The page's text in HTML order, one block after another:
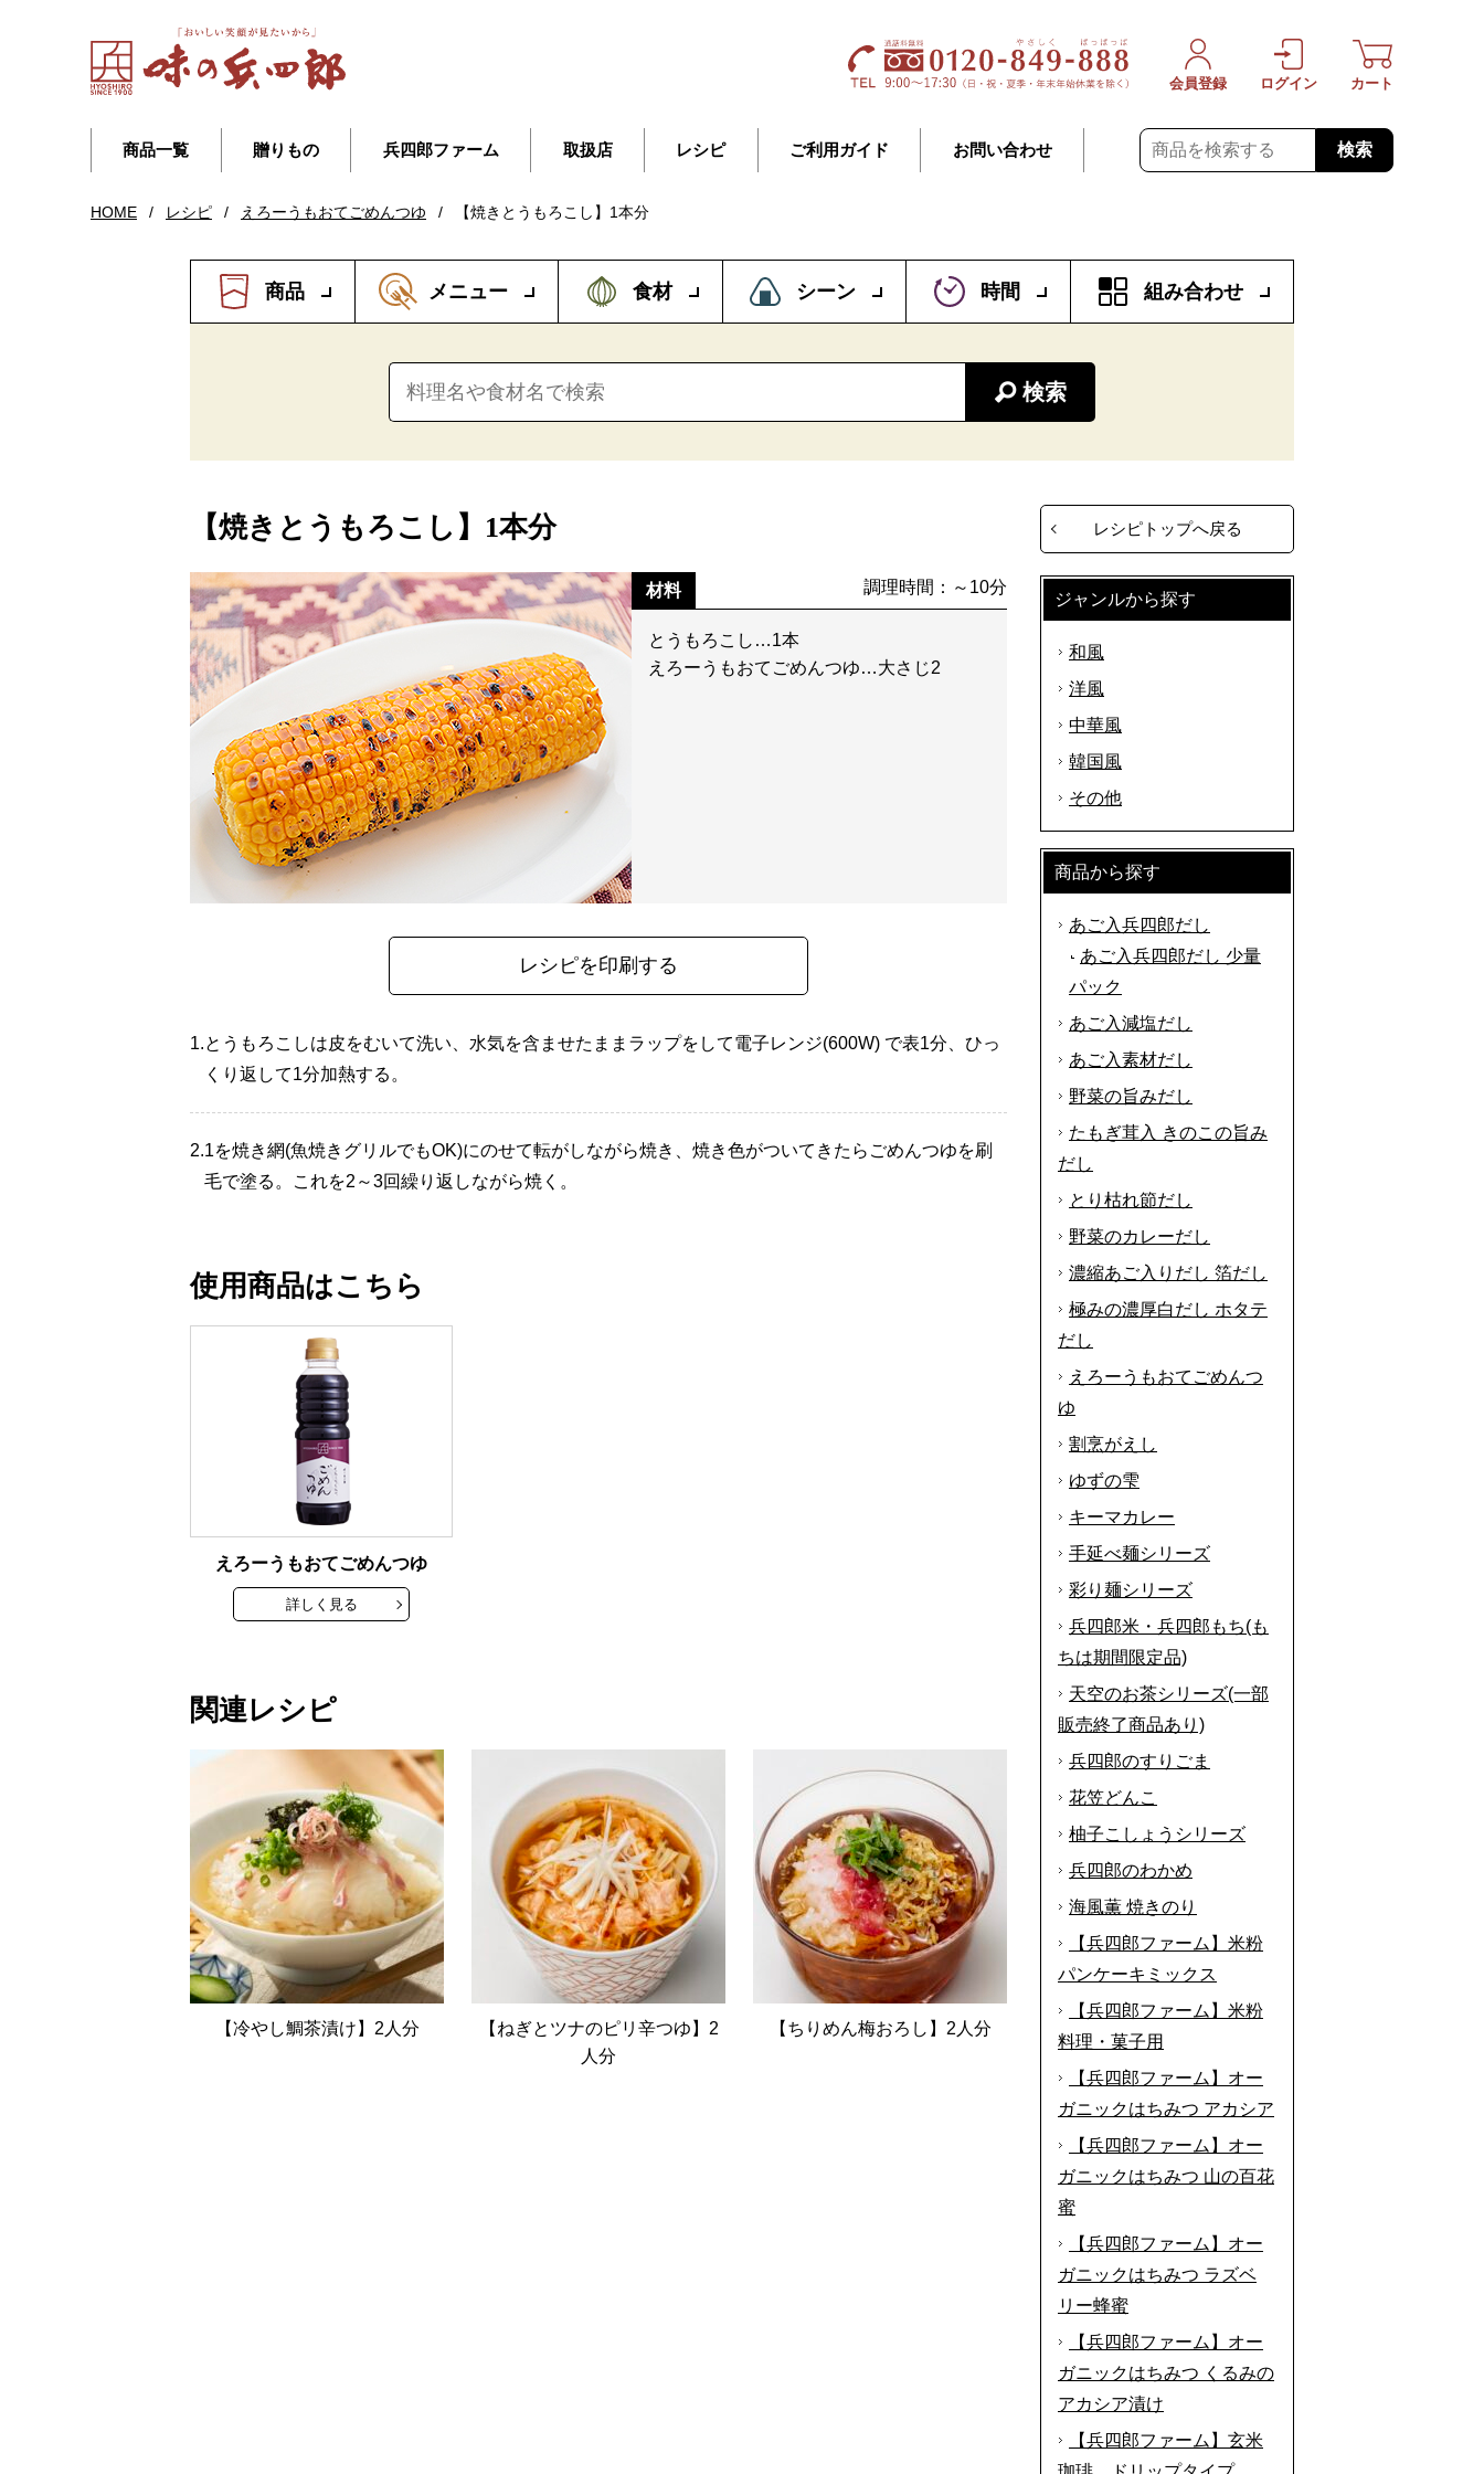
商品一覧 贈りもの 兵四郎ファーム 取扱店 レシピ ご利用ガイド お問い合わせ 検索
会員登録 ログイン カート
HOME / レシピ / えろーうもおてごめんつゆ / 【焼きとうもろこし】1本分
商品 メニュー 食材 シーン 時間 組み合わせ
検索
【焼きとうもろこし】1本分
材料 調理時間：～10分
とうもろこし…1本
えろーうもおてごめんつゆ…大さじ2
レシピを印刷する
1.とうもろこしは皮をむいて洗い、水気を含ませたままラップをして電子レンジ(600W) で表1分、ひっ
くり返して1分加熱する。
2.1を焼き網(魚焼きグリルでもOK)にのせて転がしながら焼き、焼き色がついてきたらごめんつゆを刷
毛で塗る。これを2～3回繰り返しながら焼く。
使用商品はこちら
えろーうもおてごめんつゆ
詳しく見る
関連レシピ
【冷やし鯛茶漬け】2人分
【ねぎとツナのピリ辛つゆ】2
人分
【ちりめん梅おろし】2人分
レシピトップへ戻る
ジャンルから探す
和風
洋風
中華風
韓国風
その他
商品から探す
あご入兵四郎だし
あご入兵四郎だし 少量
パック
あご入減塩だし
あご入素材だし
野菜の旨みだし
たもぎ茸入 きのこの旨み
だし
とり枯れ節だし
野菜のカレーだし
濃縮あご入りだし 箔だし
極みの濃厚白だし ホタテ
だし
えろーうもおてごめんつ
ゆ
割烹がえし
ゆずの雫
キーマカレー
手延べ麺シリーズ
彩り麺シリーズ
兵四郎米・兵四郎もち(も
ちは期間限定品)
天空のお茶シリーズ(一部
販売終了商品あり)
兵四郎のすりごま
花笠どんこ
柚子こしょうシリーズ
兵四郎のわかめ
海風薫 焼きのり
【兵四郎ファーム】米粉
パンケーキミックス
【兵四郎ファーム】米粉
料理・菓子用
【兵四郎ファーム】オー
ガニックはちみつ アカシア
【兵四郎ファーム】オー
ガニックはちみつ 山の百花
蜜
【兵四郎ファーム】オー
ガニックはちみつ ラズベ
リー蜂蜜
【兵四郎ファーム】オー
ガニックはちみつ くるみの
アカシア漬け
【兵四郎ファーム】玄米